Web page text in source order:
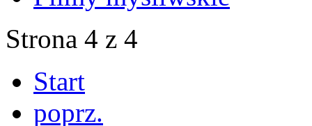
Strona 4 z 4
Start
poprz.